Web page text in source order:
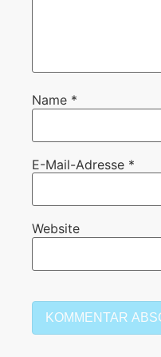
Name *
E-Mail-Adresse *
Website